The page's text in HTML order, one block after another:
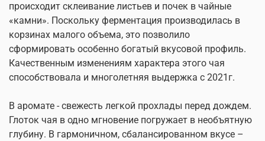
происходит склеивание листьев и почек в чайные
«камни». Поскольку ферментация производилась в
корзинах малого объема, это позволило
сформировать особенно богатый вкусовой профиль.
Качественным изменениям характера этого чая
способствовала и многолетняя выдержка с 2021г.
В аромате - свежесть легкой прохлады перед дождем.
Глоток чая в одно мгновение погружает в необъятную
глубину. В гармоничном, сбалансированном вкусе –